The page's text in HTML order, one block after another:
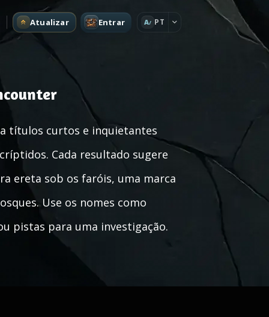
Atualizar Entrar A PT
títulos curtos e inquietantes
Cada resultado sugere
ereta sob os faróis, uma marca
Use os nomes como
pistas para uma investigação.